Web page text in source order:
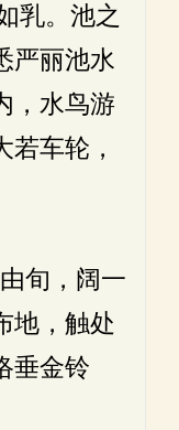
乳。池之
严丽池水
，水鸟游
车轮，
旬，阔一
地，触处
垂金铃